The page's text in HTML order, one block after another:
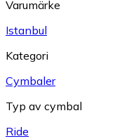
Varumärke
Istanbul
Kategori
Cymbaler
Typ av cymbal
Ride